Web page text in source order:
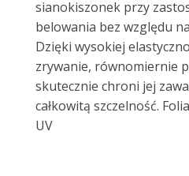
Środki ochrony roślin
Skup zboża
Farby i tynki
Elektryka
sianokiszonek przy
belowania bez względu
Dzięki wysokiej
zrywanie, równomiernie
skutecznie chroni jej
całkowitą szczelność.
UV